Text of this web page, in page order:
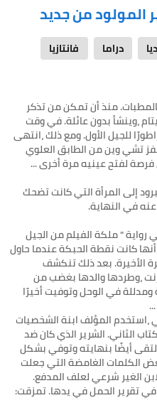
المولود من جديد
دراما
فانتازيا
منذ أن تمكن من تذكر
،وينشأ بدون عائلة. في وقت
للجيل الأول. ومع ذلك ،انتهى
تشي وين من الطابق العلوي
إلى المرأة التي كانت تضحك
" ملكة الفيلم من الجيل
كانت نقطة الحبكة عندما حاول
الأخيرة. بعد ذلك تنكشف
،وطردها والدها بغضب من
في الوحل وتوفيت أخيرًا
،استخدم المؤلف ابنة الشخصيات
الثاني. الشرير الذي كان ضد
أيضًا بنهايته وتوفي بشكل
الكلمات الغامضة التي جعلت
في تقرير الحمل في يدها. تمزقت: